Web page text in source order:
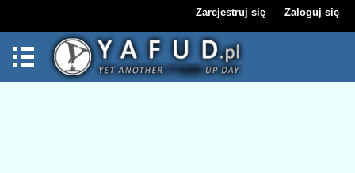
Zarejestruj się Zaloguj się